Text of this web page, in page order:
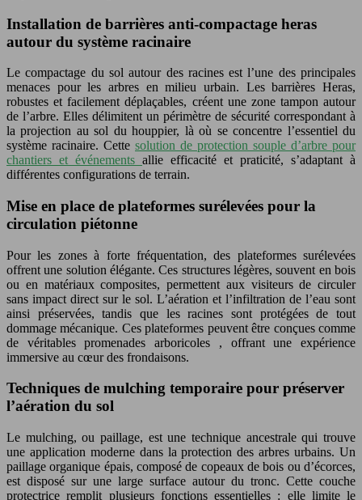
Installation de barrières anti-compactage heras
autour du système racinaire
Le compactage du sol autour des racines est l’une des principales
menaces pour les arbres en milieu urbain. Les barrières Heras,
robustes et facilement déplaçables, créent une zone tampon autour
de l’arbre. Elles délimitent un périmètre de sécurité correspondant à
la projection au sol du houppier, là où se concentre l’essentiel du
système racinaire. Cette solution de protection souple d’arbre pour
chantiers et événements allie efficacité et praticité, s’adaptant à
différentes configurations de terrain.
Mise en place de plateformes surélevées pour la
circulation piétonne
Pour les zones à forte fréquentation, des plateformes surélevées
offrent une solution élégante. Ces structures légères, souvent en bois
ou en matériaux composites, permettent aux visiteurs de circuler
sans impact direct sur le sol. L’aération et l’infiltration de l’eau sont
ainsi préservées, tandis que les racines sont protégées de tout
dommage mécanique. Ces plateformes peuvent être conçues comme
de véritables promenades arboricoles , offrant une expérience
immersive au cœur des frondaisons.
Techniques de mulching temporaire pour préserver
l’aération du sol
Le mulching, ou paillage, est une technique ancestrale qui trouve
une application moderne dans la protection des arbres urbains. Un
paillage organique épais, composé de copeaux de bois ou d’écorces,
est disposé sur une large surface autour du tronc. Cette couche
protectrice remplit plusieurs fonctions essentielles : elle limite le